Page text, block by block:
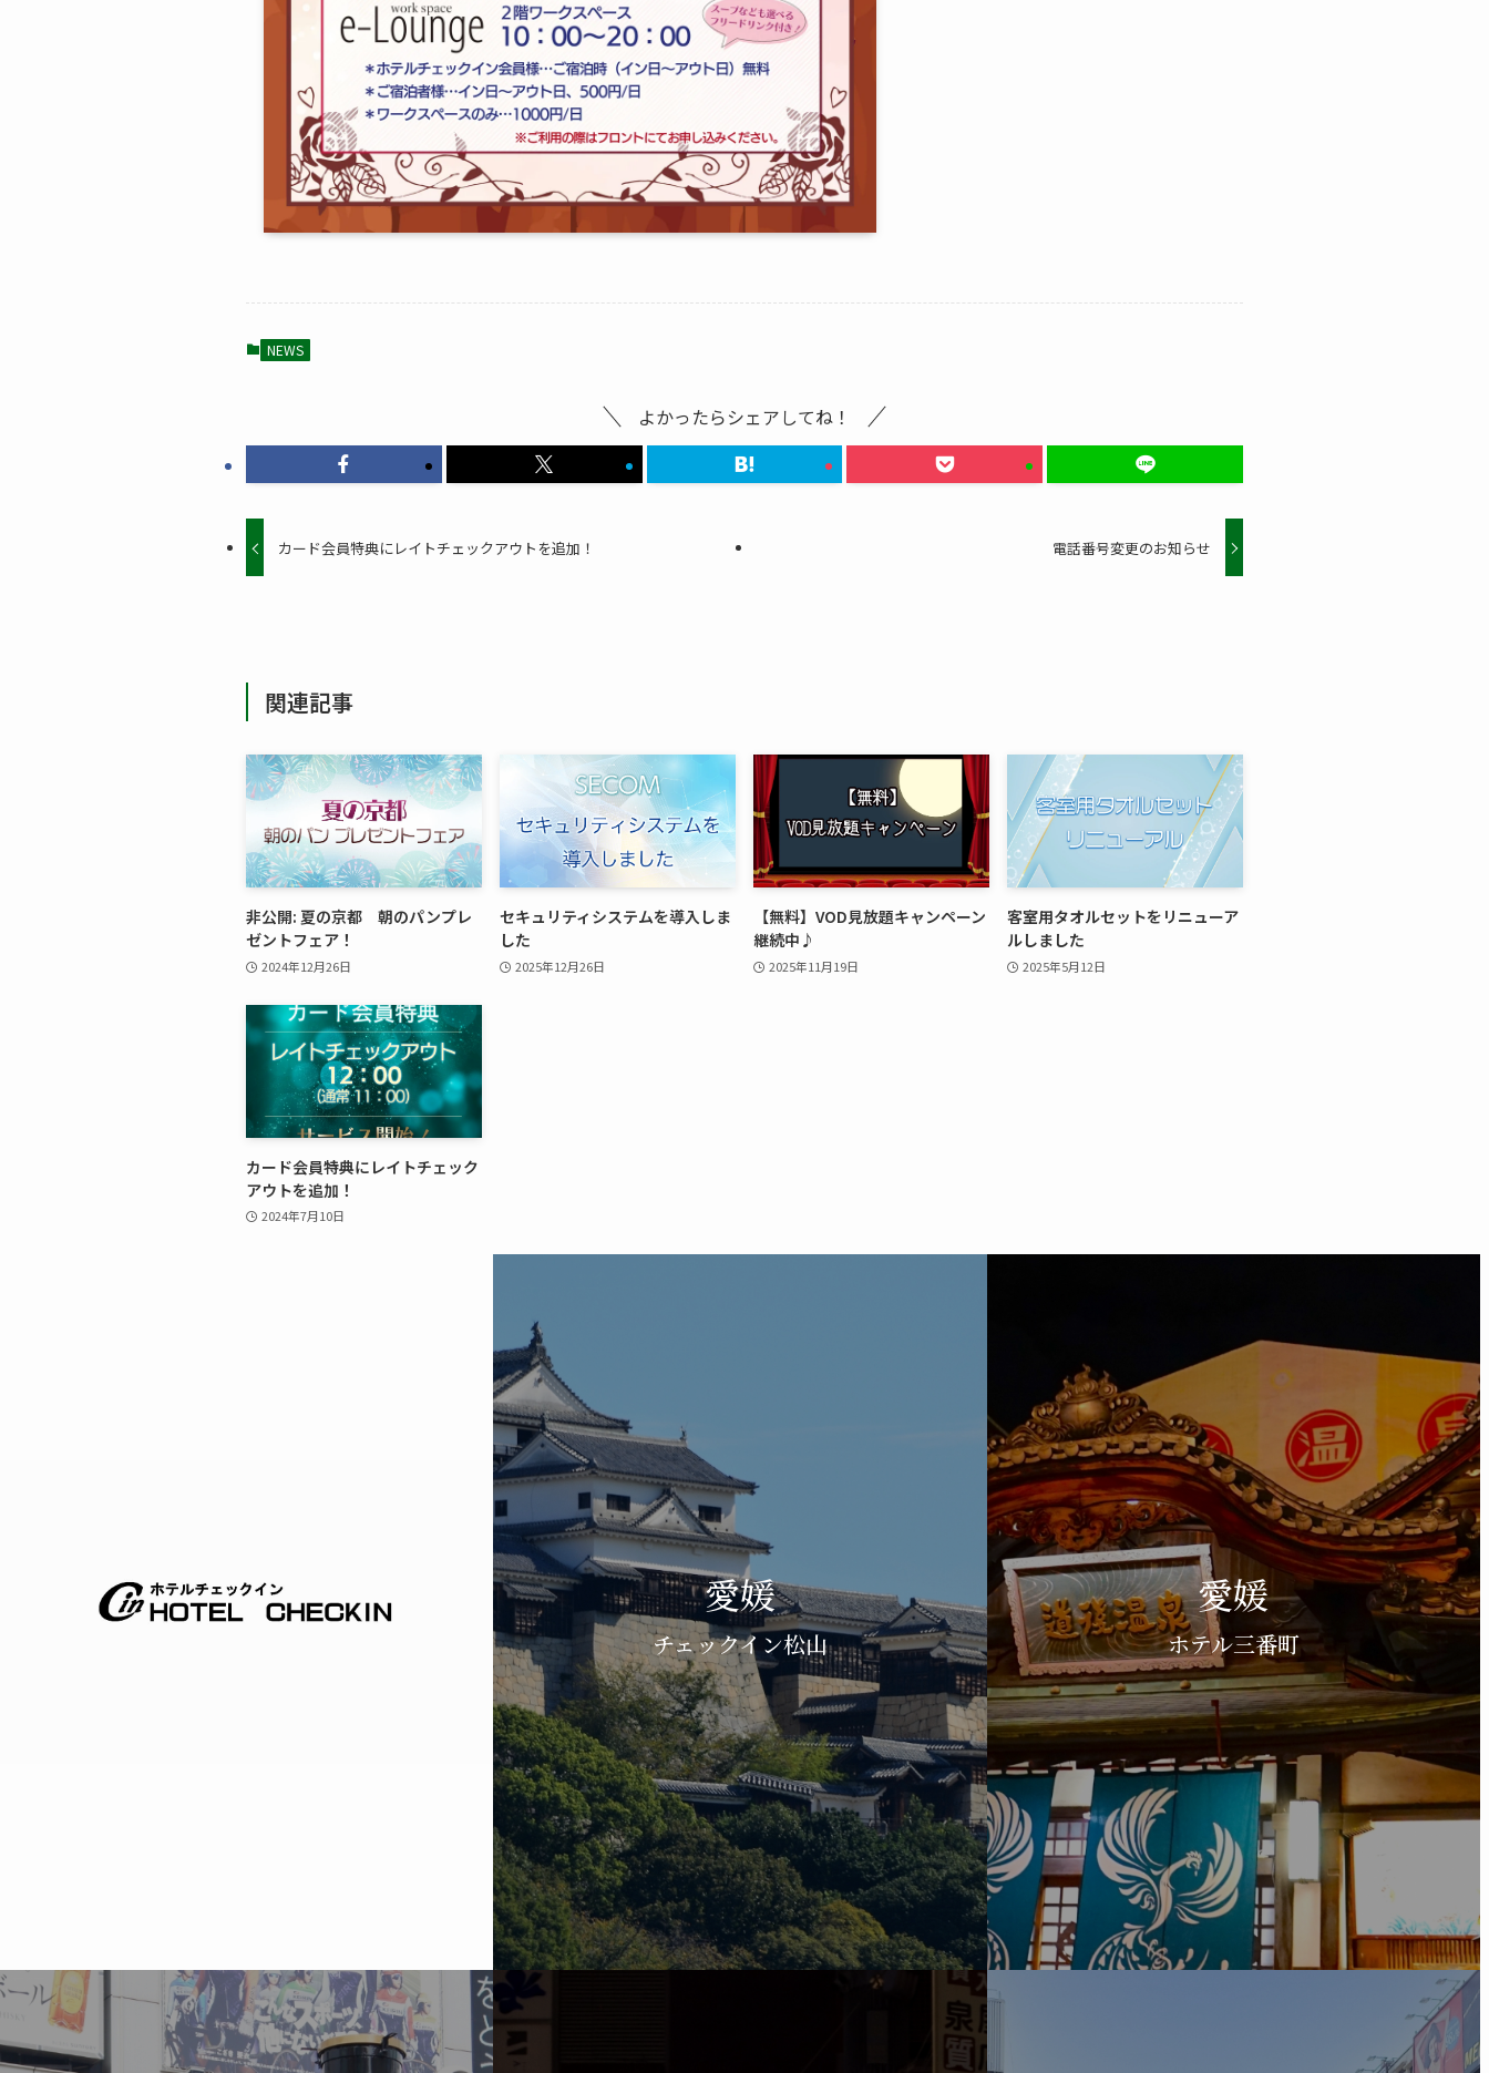
NEWS
よかったらシェアしてね！
カード会員特典にレイトチェックアウトを追加！ 電話番号変更のお知らせ
関連記事
非公開: 夏の京都 朝のパンプレ
ゼントフェア！
2024年12月26日
セキュリティシステムを導入しま
した
2025年12月26日
【無料】VOD見放題キャンペーン
継続中♪
2025年11月19日
客室用タオルセットをリニューア
ルしました
2025年5月12日
カード会員特典にレイトチェック
アウトを追加！
2024年7月10日
愛媛
チェックイン松山
愛媛
ホテル三番町